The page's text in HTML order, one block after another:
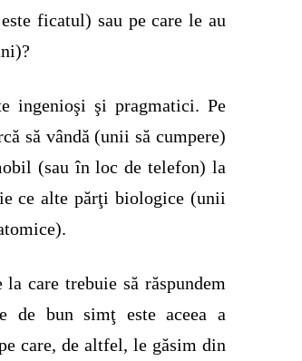
ficatul) sau pe care le au
ingenioşi şi pragmatici. Pe
să vândă (unii să cumpere)
(sau în loc de telefon) la
ce alte părţi biologice (unii
care trebuie să răspundem
de bun simţ este aceea a
care, de altfel, le găsim din